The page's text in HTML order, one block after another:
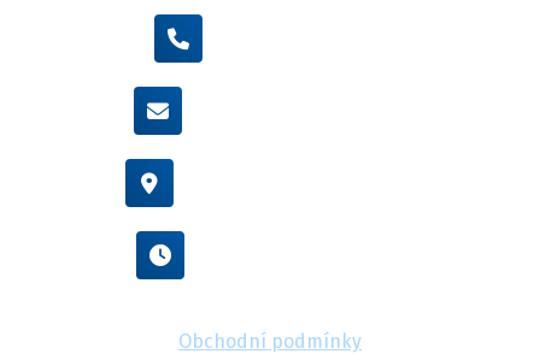
Obchodní podmínky